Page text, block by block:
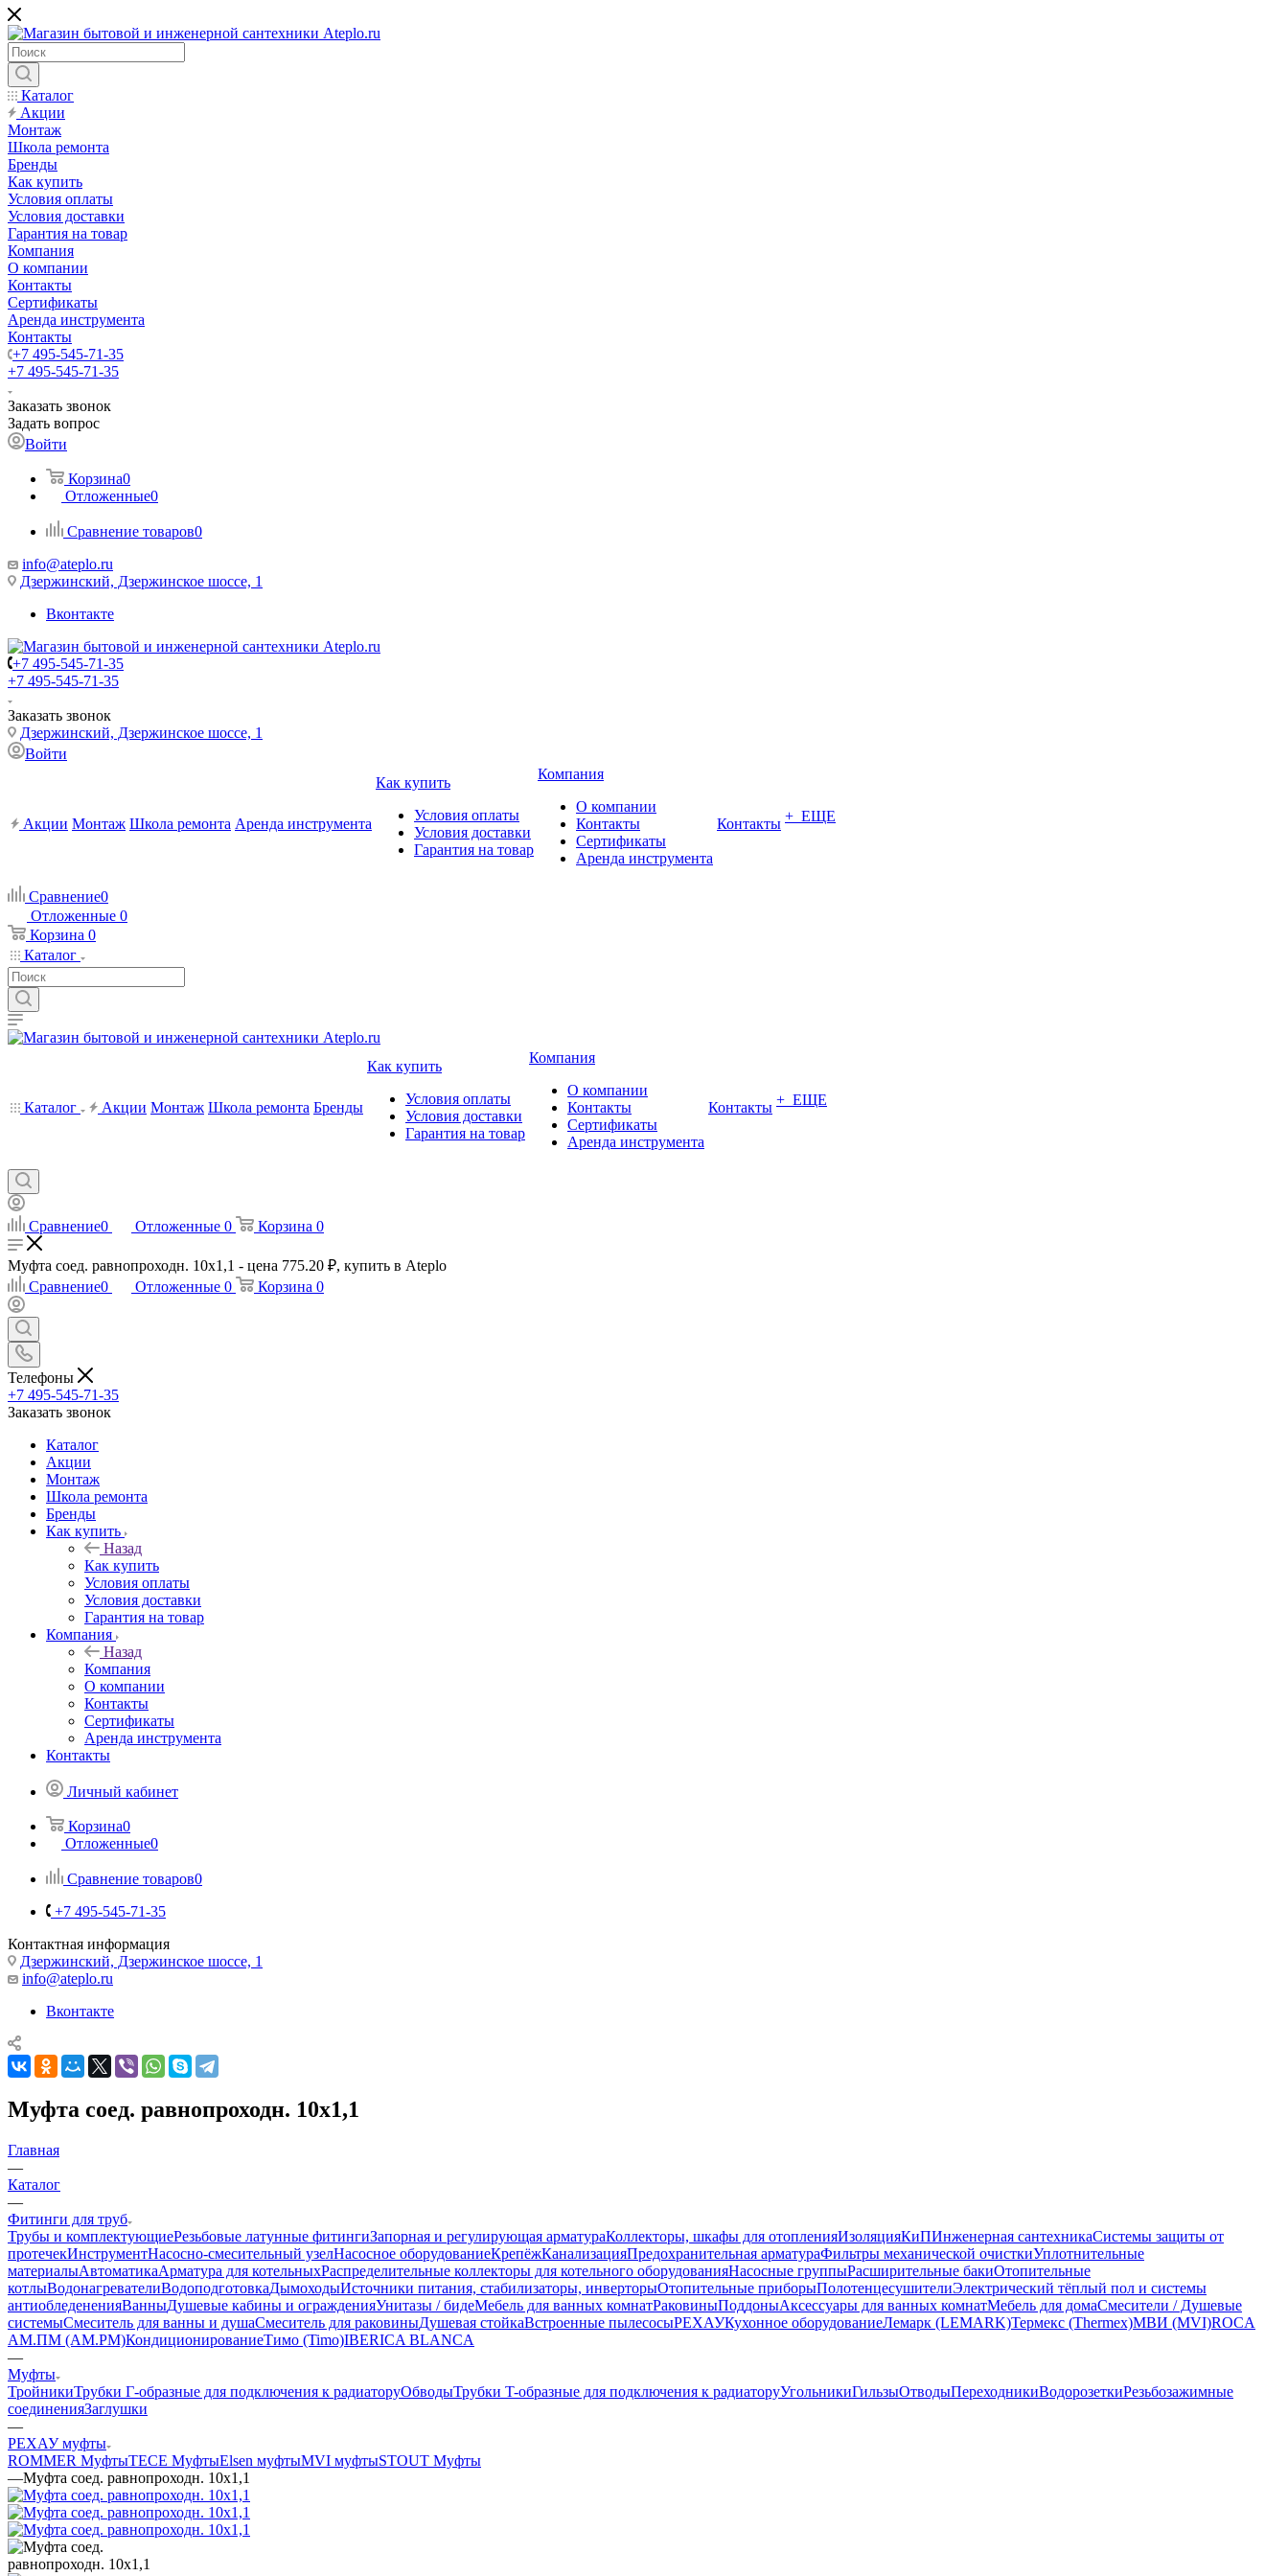
Каталог
Акции
Монтаж
Школа ремонта
Бренды
Как купить
Условия оплаты
Условия доставки
Гарантия на товар
Компания
О компании
Контакты
Сертификаты
Аренда инструмента
Контакты
+7 495-545-71-35
+7 495-545-71-35
Заказать звонок
Задать вопрос
Войти
Корзина0
Отложенные0
Сравнение товаров0
info@ateplo.ru
Дзержинский, Дзержинское шоссе, 1
Вконтакте
+7 495-545-71-35
+7 495-545-71-35
Заказать звонок
Дзержинский, Дзержинское шоссе, 1
Войти
Акции Монтаж Школа ремонта Аренда инструмента
Как купить
Условия оплаты
Условия доставки
Гарантия на товар
Компания
О компании
Контакты
Сертификаты
Аренда инструмента
Контакты + ЕЩЕ
Сравнение0
Отложенные 0
Корзина 0
Каталог
Каталог Акции Монтаж Школа ремонта Бренды
Как купить
Условия оплаты
Условия доставки
Гарантия на товар
Компания
О компании
Контакты
Сертификаты
Аренда инструмента
Контакты + ЕЩЕ
Сравнение0 Отложенные 0 Корзина 0
Муфта соед. равнопроходн. 10x1,1 - цена 775.20 ₽, купить в Ateplo
Сравнение0 Отложенные 0 Корзина 0
Телефоны
+7 495-545-71-35
Заказать звонок
Каталог
Акции
Монтаж
Школа ремонта
Бренды
Как купить
Назад
Как купить
Условия оплаты
Условия доставки
Гарантия на товар
Компания
Назад
Компания
О компании
Контакты
Сертификаты
Аренда инструмента
Контакты
Личный кабинет
Корзина0
Отложенные0
Сравнение товаров0
+7 495-545-71-35
Контактная информация
Дзержинский, Дзержинское шоссе, 1
info@ateplo.ru
Вконтакте
Муфта соед. равнопроходн. 10x1,1
Главная
—
Каталог
—
Фитинги для труб
Трубы и комплектующиеРезьбовые латунные фитингиЗапорная и регулирующая арматураКоллекторы, шкафы для отопленияИзоляцияКиПИнженерная сантехникаСистемы защиты от
протечекИнструментНасосно-смесительный узелНасосное оборудованиеКрепёжКанализацияПредохранительная арматураФильтры механической очисткиУплотнительные
материалыАвтоматикаАрматура для котельныхРаспределительные коллекторы для котельного оборудованияНасосные группыРасширительные бакиОтопительные
котлыВодонагревателиВодоподготовкаДымоходыИсточники питания, стабилизаторы, инверторыОтопительные приборыПолотенцесушителиЭлектрический тёплый пол и системы
антиобледененияВанныДушевые кабины и огражденияУнитазы / бидеМебель для ванных комнатРаковиныПоддоныАксессуары для ванных комнатМебель для домаСмесители / Душевые
системыСмеситель для ванны и душаСмеситель для раковиныДушевая стойкаВстроенные пылесосыРЕХАУКухонное оборудованиеЛемарк (LEMARK)Термекс (Thermex)МВИ (MVI)ROCA
АМ.ПМ (AM.PM)КондиционированиеТимо (Timo)IBERICA BLANCA
—
Муфты
ТройникиТрубки Г-образные для подключения к радиаторуОбводыТрубки T-образные для подключения к радиаторуУгольникиГильзыОтводыПереходникиВодорозеткиРезьбозажимные
соединенияЗаглушки
—
РЕХАУ муфты
ROMMER МуфтыTECE МуфтыElsen муфтыMVI муфтыSTOUT Муфты
—Муфта соед. равнопроходн. 10x1,1